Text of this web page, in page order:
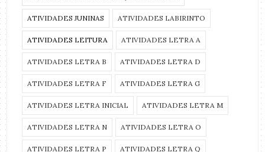
ATIVIDADES JUNINAS ATIVIDADES LABIRINTO
ATIVIDADES LEITURA ATIVIDADES LETRA A
ATIVIDADES LETRA B ATIVIDADES LETRA D
ATIVIDADES LETRA F ATIVIDADES LETRA G
ATIVIDADES LETRA INICIAL ATIVIDADES LETRA M
ATIVIDADES LETRA N ATIVIDADES LETRA O
ATIVIDADES LETRA P ATIVIDADES LETRA Q